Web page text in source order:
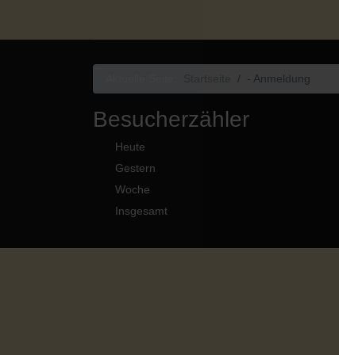
- Anmeldung
Besucherzähler
Heute
Gestern
Woche
Insgesamt